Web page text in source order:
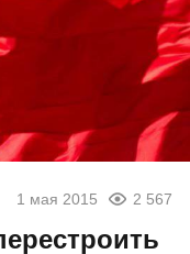
1 мая 2015 2 567